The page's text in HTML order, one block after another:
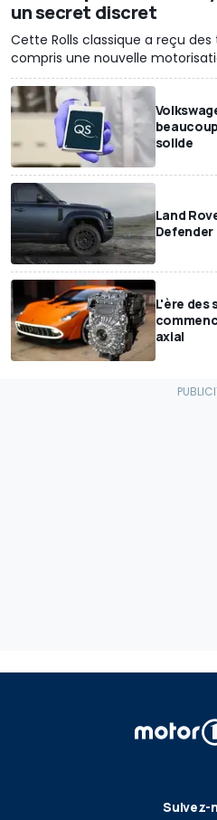
un secret discret
Cette Rolls classique a reçu
compris une nouvelle
solide
Land
L'ère des
axial
Suivez-